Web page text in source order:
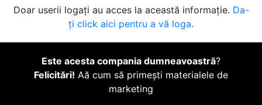
Doar userii logați au acces la această informație. Da-
ți click aici pentru a vă loga.
Este acesta compania dumneavoastră?
Felicitări! Aă cum să primești materialele de
marketing